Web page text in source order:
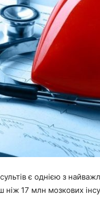
є однією з
ніж 17 млн мозкових